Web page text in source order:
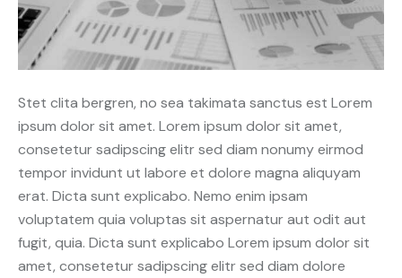
Stet clita bergren, no sea takimata sanctus est Lorem
ipsum dolor sit amet. Lorem ipsum dolor sit amet,
consetetur sadipscing elitr sed diam nonumy eirmod
tempor invidunt ut labore et dolore magna aliquyam
erat. Dicta sunt explicabo. Nemo enim ipsam
voluptatem quia voluptas sit aspernatur aut odit aut
fugit, quia. Dicta sunt explicabo Lorem ipsum dolor sit
amet, consetetur sadipscing elitr sed diam dolore